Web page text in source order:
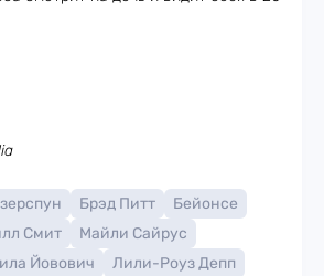
Брэд Питт
Бейонсе
Смит
Майли Сайрус
Йовович
Лили-Роуз Депп